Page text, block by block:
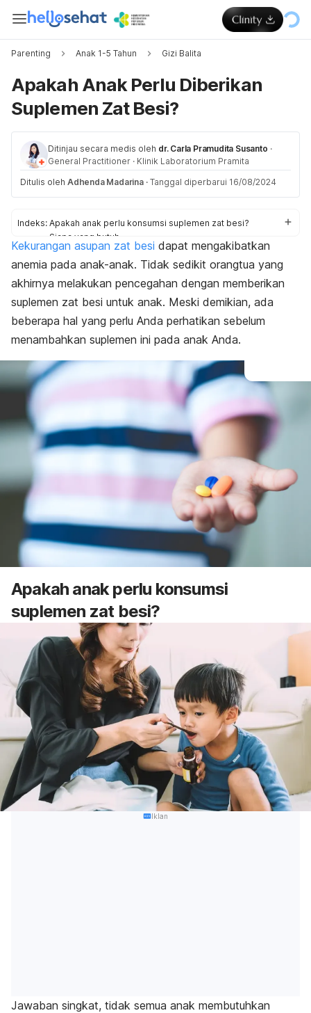
Parenting Anak 1-5 Tahun Gizi Balita
Apakah Anak Perlu Diberikan
Suplemen Zat Besi?
Ditinjau secara medis oleh dr. Carla Pramudita Susanto ·
General Practitioner · Klinik Laboratorium Pramita
Ditulis oleh Adhenda Madarina · Tanggal diperbarui 16/08/2024
Indeks: Apakah anak perlu konsumsi suplemen zat besi?
Siapa yang butuh
Waktu oemberian
Perhatikan hal ini
Kekurangan asupan zat besi dapat mengakibatkan
anemia pada anak-anak. Tidak sedikit orangtua yang
akhirnya melakukan pencegahan dengan memberikan
suplemen zat besi untuk anak. Meski demikian, ada
beberapa hal yang perlu Anda perhatikan sebelum
menambahkan suplemen ini pada anak Anda.
Apakah anak perlu konsumsi
suplemen zat besi?
Iklan
Jawaban singkat, tidak semua anak membutuhkan